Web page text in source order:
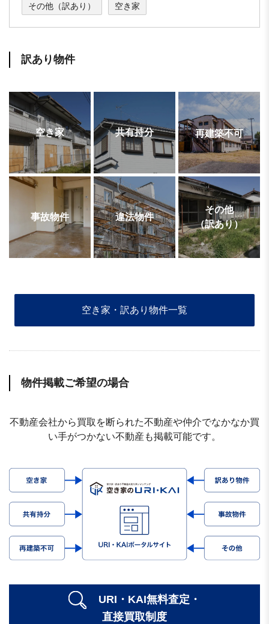
その他（訳あり） 空き家
訳あり物件
空き家 共有持分 再建築不可
事故物件 違法物件
その他
（訳あり）
空き家・訳あり物件一覧
物件掲載ご希望の場合
不動産会社から買取を断られた不動産や仲介でなかなか買
い手がつかない不動産も掲載可能です。
URI・KAI無料査定・
直接買取制度